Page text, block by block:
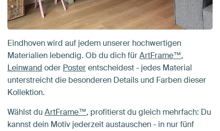
Eindhoven wird auf jedem unserer hochwertigen
Materialien lebendig. Ob du dich fürArtFrame™,
Leinwand oder Posterentscheidest - jedes Material
unterstreicht die besonderen Details und Farben dieser
Kollektion.
Wählst du ArtFrame™, profitierst du gleich mehrfach: Du
kannst dein Motiv jederzeit austauschen - in nur fünf